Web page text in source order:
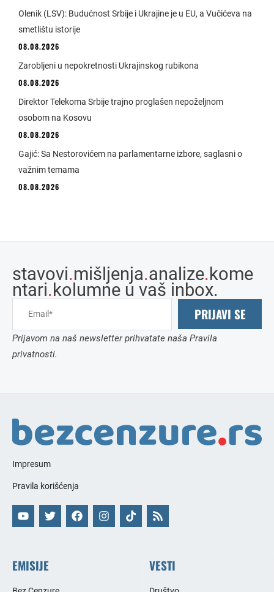
Olenik (LSV): Budućnost Srbije i Ukrajine je u EU, a Vučićeva na
smetlištu istorije
08.08.2026
Zarobljeni u nepokretnosti Ukrajinskog rubikona
08.08.2026
Direktor Telekoma Srbije trajno proglašen nepoželjnom
osobom na Kosovu
08.08.2026
Gajić: Sa Nestorovićem na parlamentarne izbore, saglasni o
važnim temama
08.08.2026
stavovi.mišljenja.analize.kome
ntari.kolumne u vaš inbox.
PRIJAVI SE
Prijavom na naš newsletter prihvatate naša Pravila
privatnosti.
Impresum
Pravila korišćenja
EMISIJE VESTI